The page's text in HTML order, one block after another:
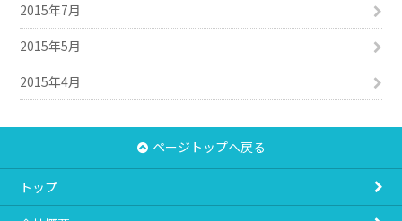
2015年7月
2015年5月
2015年4月
ページトップへ戻る
トップ